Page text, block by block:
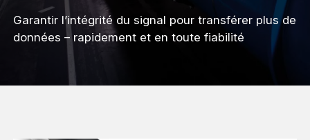
Garantir l’intégrité du signal pour transférer plus de
données – rapidement et en toute fiabilité